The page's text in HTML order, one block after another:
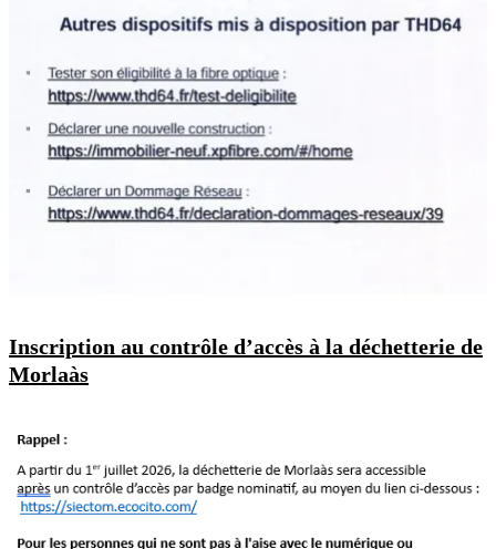
Inscription au contrôle d’accès à la déchetterie de
Morlaàs